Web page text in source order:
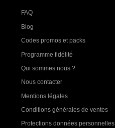
FAQ
Blog
Codes promos et packs
Programme fidélité
Qui sommes nous ?
Nous contacter
Mentions légales
Conditions générales de ventes
Protections données personnelles